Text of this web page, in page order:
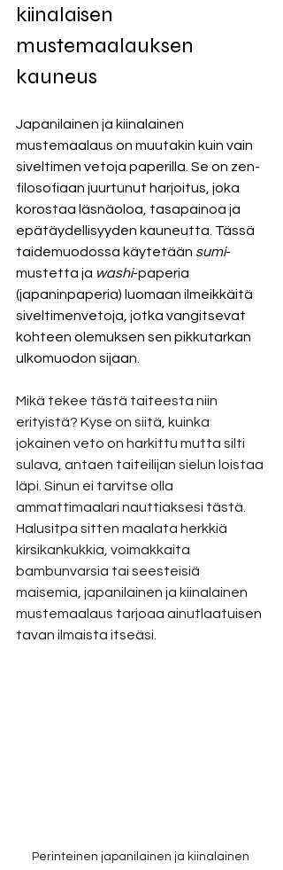
kiinalaisen
mustemaalauksen
kauneus
Japanilainen ja kiinalainen
mustemaalaus on muutakin kuin vain
siveltimen vetoja paperilla. Se on zen-
filosofiaan juurtunut harjoitus, joka
korostaa läsnäoloa, tasapainoa ja
epätäydellisyyden kauneutta. Tässä
taidemuodossa käytetään sumi-
mustetta ja washi-paperia
(japaninpaperia) luomaan ilmeikkäitä
siveltimenvetoja, jotka vangitsevat
kohteen olemuksen sen pikkutarkan
ulkomuodon sijaan.
Mikä tekee tästä taiteesta niin
erityistä? Kyse on siitä, kuinka
jokainen veto on harkittu mutta silti
sulava, antaen taiteilijan sielun loistaa
läpi. Sinun ei tarvitse olla
ammattimaalari nauttiaksesi tästä.
Halusitpa sitten maalata herkkiä
kirsikankukkia, voimakkaita
bambunvarsia tai seesteisiä
maisemia, japanilainen ja kiinalainen
mustemaalaus tarjoaa ainutlaatuisen
tavan ilmaista itseäsi.
Perinteinen japanilainen ja kiinalainen